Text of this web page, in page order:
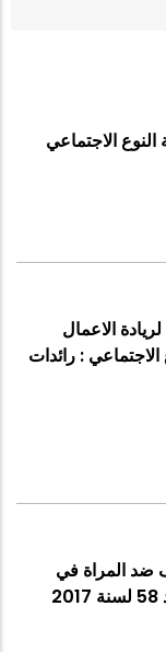
الاجتماعي
الاعمال
الاجتماعي : رائدات
ضد المراة في